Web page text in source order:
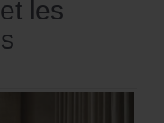
les